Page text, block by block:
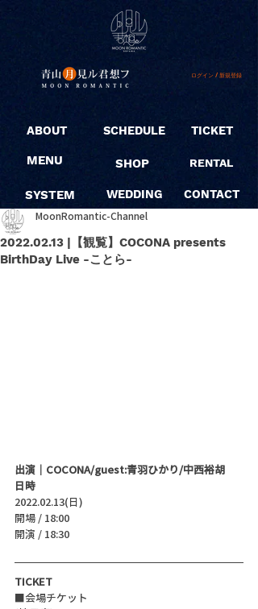
ログイン / 新規登録
ABOUT
MENU
SYSTEM
SCHEDULE
SHOP
WEDDING
TICKET
RENTAL
CONTACT
2022.02.13 |【観覧】COCONA presents
BirthDay Live -ことら-
MoonRomantic-Channel
出演｜COCONA/guest:青羽ひかり/中西裕胡
日時
2022.02.13(日)
開場 / 18:00
開演 / 18:30
TICKET
■会場チケット